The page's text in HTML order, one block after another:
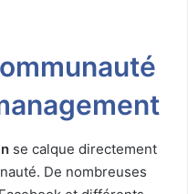
se calque directement
De nombreuses